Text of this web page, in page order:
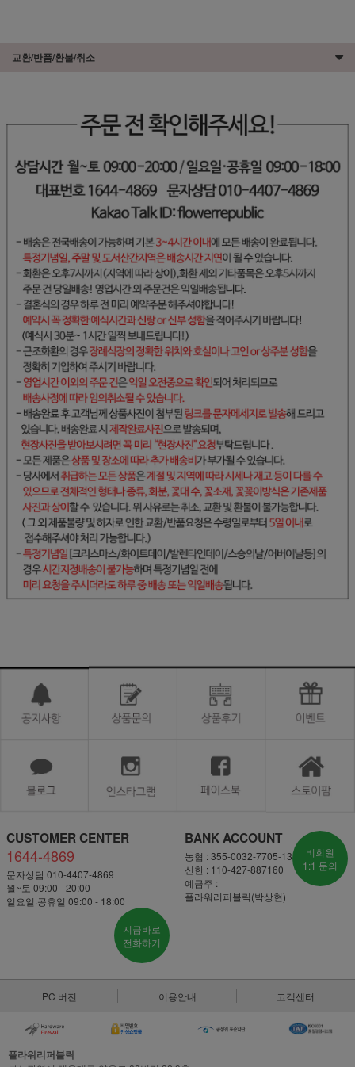
교환/반품/환불/취소
CUSTOMER CENTER
1644-4869
문자상담 010-4407-4869
월~토 09:00 - 20:00
일요일·공휴일 09:00 - 18:00
지금바로
전화하기
BANK ACCOUNT
농협 : 355-0032-7705-13
신한 : 110-427-887160
예금주 :
플라워리퍼블릭(박상현)
비회원
1:1 문의
PC 버전 이용안내 고객센터
플라워리퍼블릭